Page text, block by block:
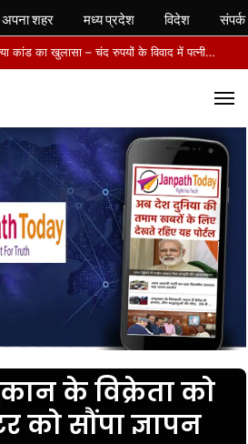
कोतवाली पुलिस ने किया हत्या कांड का खुलासा – चंद रुपयों के विवाद में पत्नी की पीट-पीटकर हत्या, पति गिरफ्तार- पोस्टमार्टम में तिल्ली फटने से मौत की पुष्टि
के विक्रेता को
सौंपा ज्ञापन
अपना शहर मध्य प्रदेश विदेश संपर्क